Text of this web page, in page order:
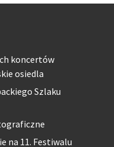
koncertów
osiedla
Szlaku
na 11. Festiwalu